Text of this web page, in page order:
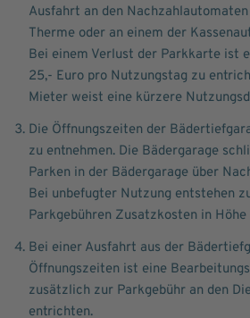
Ausfahrt an den
Therme oder an einem der
Bei einem Verlust der Parkkarte ist
25,- Euro pro Nutzungstag zu
Mieter weist eine kürzere
Die Öffnungszeiten der
zu entnehmen. Die Bädergarage
Parken in der Bädergarage über
Bei unbefugter Nutzung entstehen
Parkgebühren Zusatzkosten in
Bei einer Ausfahrt aus der
Öffnungszeiten ist eine
zusätzlich zur Parkgebühr an den
entrichten.